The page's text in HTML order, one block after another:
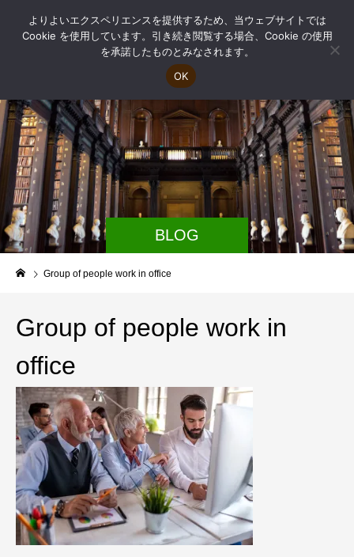
BLOG
Group of people work in office
Group of people work in
office
よりよいエクスペリエンスを提供するため、当ウェブサイトでは
Cookie を使用しています。引き続き閲覧する場合、Cookie の使用
を承諾したものとみなされます。
OK